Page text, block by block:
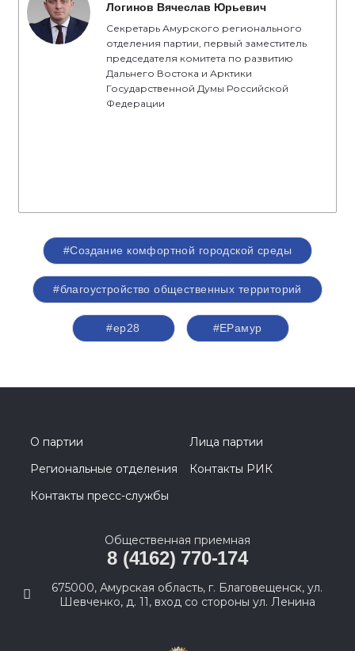
Логинов Вячеслав Юрьевич
Секретарь Амурского регионального
отделения партии, первый заместитель
председателя комитета по развитию
Дальнего Востока и Арктики
Государственной Думы Российской
Федерации
#Создание комфортной городской среды
#благоустройство общественных территорий
#ер28 #ЕРамур
О партии
Лица партии
Региональные отделения
Контакты РИК
Контакты пресс-службы
Общественная приемная
8 (4162) 770-174
675000, Амурская область, г. Благовещенск, ул.
Шевченко, д. 11, вход со стороны ул. Ленина